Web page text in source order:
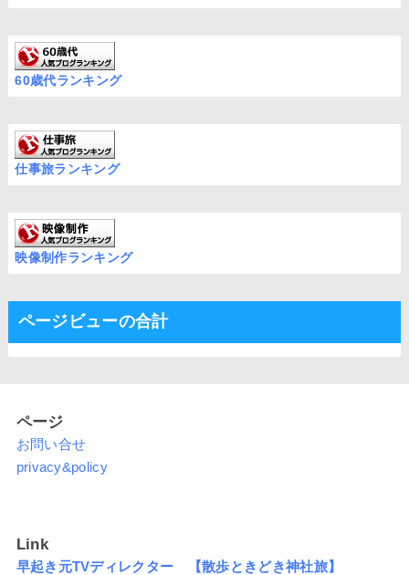
60歳代ランキング
仕事旅ランキング
映像制作ランキング
ページビューの合計
ページ
お問い合せ
privacy&policy
Link
早起き元TVディレクター 【散歩ときどき神社旅】